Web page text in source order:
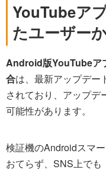
YouTubeア
たユーザー
Android版YouTubeア
合は、最新アップデー
されており、アップデ
可能性があります。
検証機のAndroidスマ
おてらず、SNS上でも